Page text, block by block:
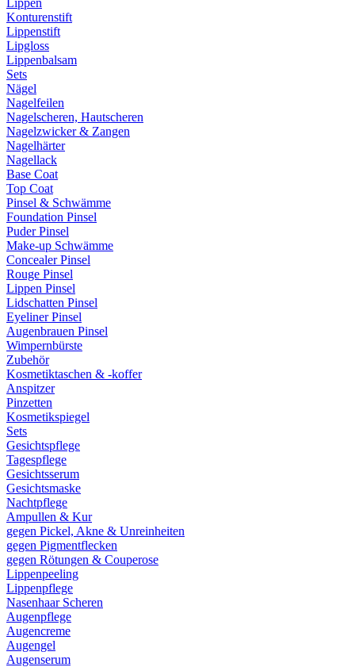
Lippen
Konturenstift
Lippenstift
Lipgloss
Lippenbalsam
Sets
Nägel
Nagelfeilen
Nagelscheren, Hautscheren
Nagelzwicker & Zangen
Nagelhärter
Nagellack
Base Coat
Top Coat
Pinsel & Schwämme
Foundation Pinsel
Puder Pinsel
Make-up Schwämme
Concealer Pinsel
Rouge Pinsel
Lippen Pinsel
Lidschatten Pinsel
Eyeliner Pinsel
Augenbrauen Pinsel
Wimpernbürste
Zubehör
Kosmetiktaschen & -koffer
Anspitzer
Pinzetten
Kosmetikspiegel
Sets
Gesichtspflege
Tagespflege
Gesichtsserum
Gesichtsmaske
Nachtpflege
Ampullen & Kur
gegen Pickel, Akne & Unreinheiten
gegen Pigmentflecken
gegen Rötungen & Couperose
Lippenpeeling
Lippenpflege
Nasenhaar Scheren
Augenpflege
Augencreme
Augengel
Augenserum